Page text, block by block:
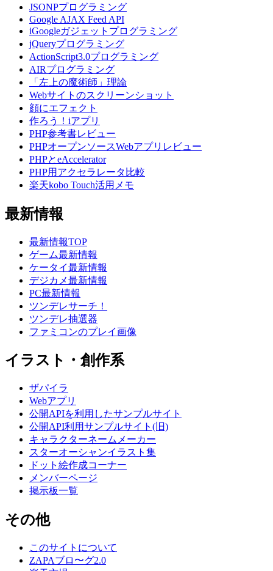
JSONPプログラミング
Google AJAX Feed API
iGoogleガジェットプログラミング
jQueryプログラミング
ActionScript3.0プログラミング
AIRプログラミング
「左上の魔術師」理論
Webサイトのスクリーンショット
顔にエフェクト
作ろう！iアプリ
PHP参考書レビュー
PHPオープンソースWebアプリレビュー
PHPとeAccelerator
PHP用アクセラレータ比較
楽天kobo Touch活用メモ
最新情報
最新情報TOP
ゲーム最新情報
ケータイ最新情報
デジカメ最新情報
PC最新情報
ツンデレサーチ！
ツンデレ抽選器
ファミコンのプレイ画像
イラスト・創作系
ザパイラ
Webアプリ
公開APIを利用したサンプルサイト
公開API利用サンプルサイト(旧)
キャラクターネームメーカー
スターオーシャンイラスト集
ドット絵作成コーナー
メンバーページ
掲示板一覧
その他
このサイトについて
ZAPAブロ〜グ2.0